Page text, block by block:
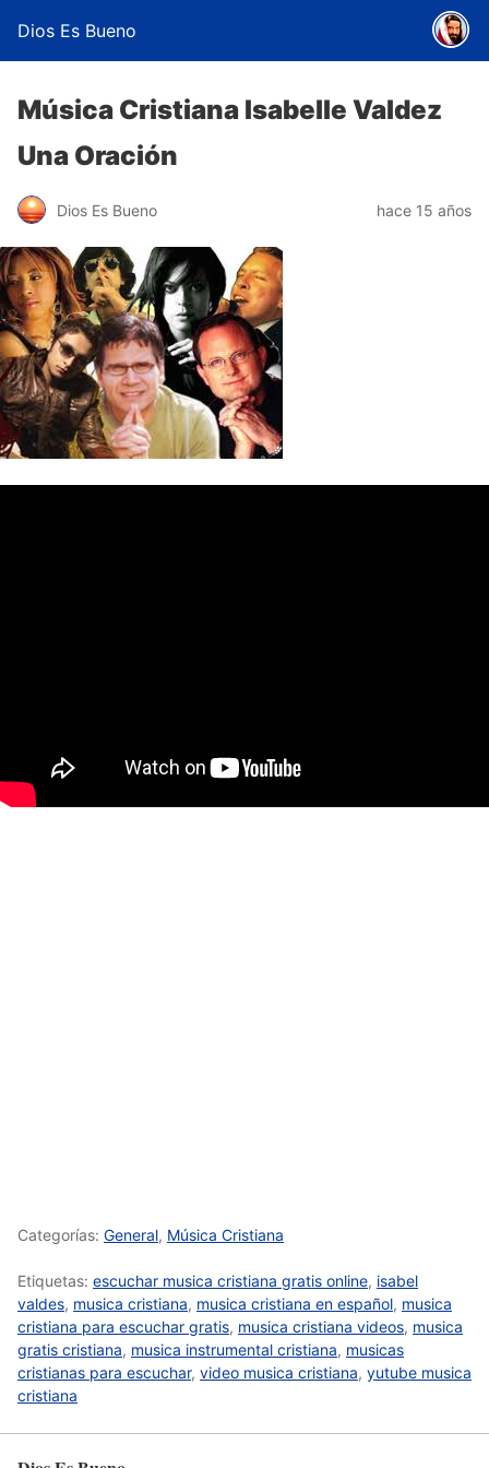
Dios Es Bueno
Música Cristiana Isabelle Valdez
Una Oración
Dios Es Bueno hace 15 años
Categorías: General, Música Cristiana
Etiquetas: escuchar musica cristiana gratis online, isabel
valdes, musica cristiana, musica cristiana en español, musica
cristiana para escuchar gratis, musica cristiana videos, musica
gratis cristiana, musica instrumental cristiana, musicas
cristianas para escuchar, video musica cristiana, yutube musica
cristiana